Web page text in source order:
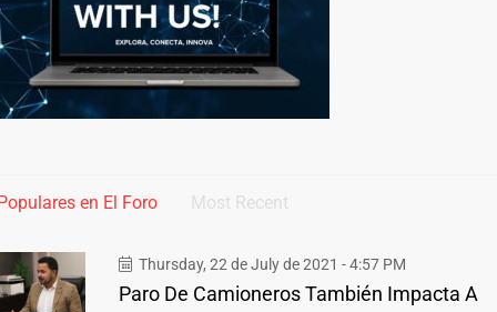
en El Foro Most Recent
Thursday, 22 de July de 2021 - 4:57 PM
Paro De Camioneros También Impacta A